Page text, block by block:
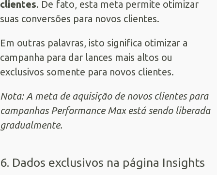
clientes. De fato, esta meta permite otimizar
suas conversões para novos clientes.
Em outras palavras, isto significa otimizar a
campanha para dar lances mais altos ou
exclusivos somente para novos clientes.
Nota: A meta de aquisição de novos clientes para
campanhas Performance Max está sendo liberada
gradualmente.
6. Dados exclusivos na página Insights